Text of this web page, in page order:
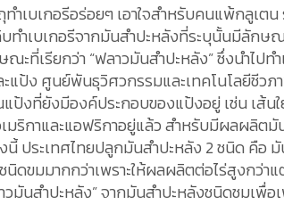
ำเบเกอรีอร่อยๆ เอาใจสำหรับคนแพ้กลูเต
ทำเบเกอรีจากมันสำปะหลังที่ระบุนั้นมีลักษ
ะที่เรียกว่า “ฟลาวมันสำปะหลัง” ซึ่งนำไป
แป้ง ศูนย์พันธุวิศวกรรมและเทคโนโลยีชีว
แป้งที่ยังมีองค์ประกอบของแป้งอยู่ เช่น เส้
เมริกาและแอฟริกาอยู่แล้ว สำหรับมีผลผลิต
ประเทศไทยปลูกมันสำปะหลัง 2 ชนิด คือ
ดขมมากกว่าเพราะให้ผลผลิตต่อไร่สูงกว่
นสำปะหลัง” จากมันสำปะหลังชนิดชมเพื่อ